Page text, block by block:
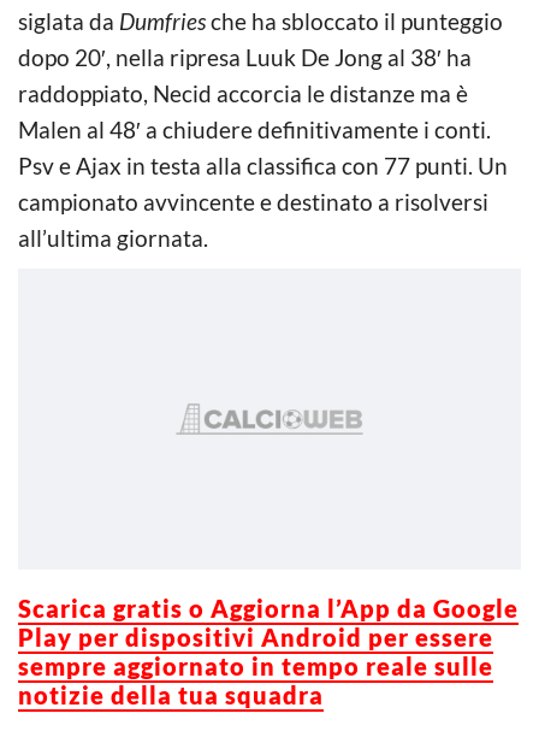
siglata da Dumfriesche ha sbloccato il punteggio
dopo 20′, nella ripresa Luuk De Jong al 38′ ha
raddoppiato, Necid accorcia le distanze ma è
Malen al 48′ a chiudere definitivamente i conti.
Psv e Ajax in testa alla classifica con 77 punti. Un
campionato avvincente e destinato a risolversi
all’ultima giornata.
Scarica gratis o Aggiorna l’App da Google
Play per dispositivi Android per essere
sempre aggiornato in tempo reale sulle
notizie della tua squadra